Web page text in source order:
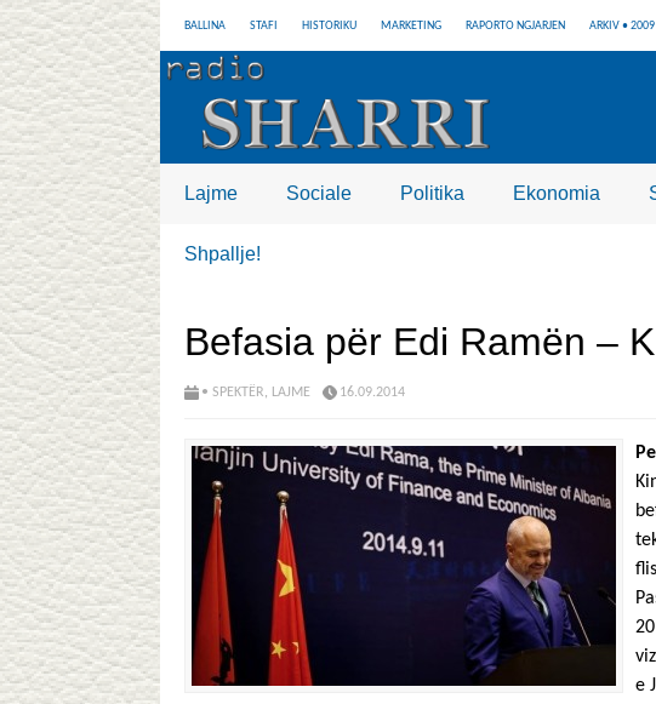
BALLINA STAFI HISTORIKU MARKETING RAPORTO NGJARJEN ARKIV •
Lajme Sociale Politika Ekonomia
Shpallje!
Befasia për Edi Ramën –
• SPEKTËR, LAJME 16.09.2014
e